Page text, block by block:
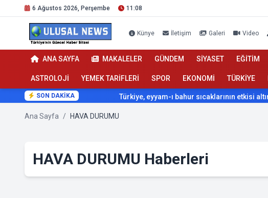
6 Ağustos 2026, Perşembe 11:08
Künye İletişim Galeri Video
ANA SAYFA MAKALELER GÜNDEM SİYASET EĞİTİM
ASTROLOJİ YEMEK TARİFLERİ SPOR EKONOMİ TÜRKİYE
SON DAKİKA Türkiye, eyyam-ı bahur sıcaklarının etkisi altına giriyor
Ana Sayfa / HAVA DURUMU
HAVA DURUMU Haberleri